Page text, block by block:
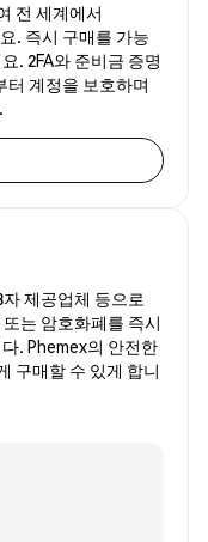
전 세계에서
. 즉시 구매를 가능
. 2FA와 준비금 증명
터 계정을 보호하며
제공업체 등으로
는 암호화폐를 즉시
. Phemex의 안전한
구매할 수 있게 합니